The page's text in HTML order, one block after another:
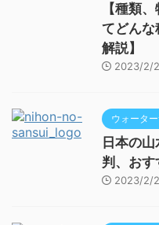
【種類
てどんな
解説】
2023/2/
ウォータ
日本の
判、おす
2023/2/